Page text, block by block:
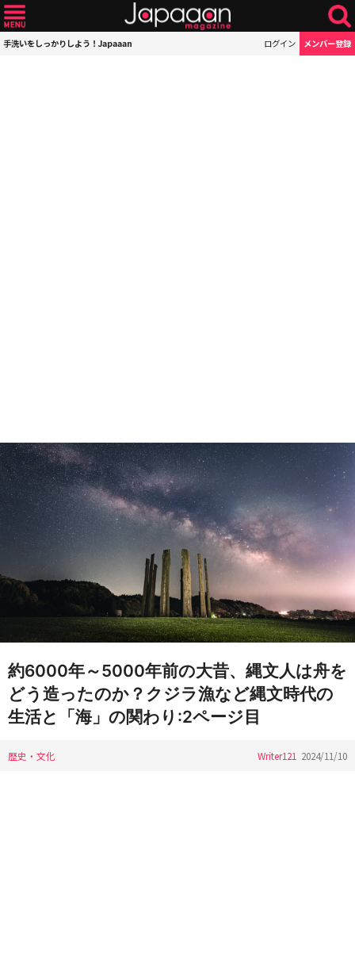
手洗いをしっかりしよう！Japaaan ログイン メンバー登録
約6000年～5000年前の大昔、縄文人は舟を
どう造ったのか？クジラ漁など縄文時代の
生活と「海」の関わり:2ページ目
歴史・文化 Writer121 2024/11/10